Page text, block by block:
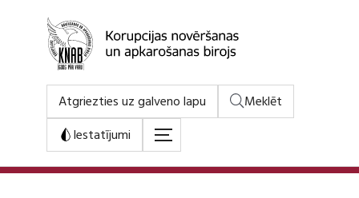
Atgriezties uz galveno lapu
Meklēt
Iestatījumi